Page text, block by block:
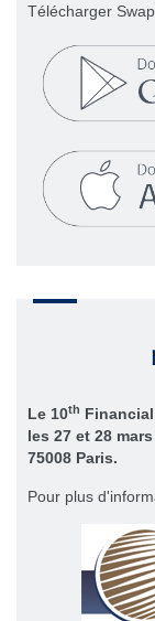
Télécharger
Le 10th
les 27 et 28
75008 Paris.
Pour plus